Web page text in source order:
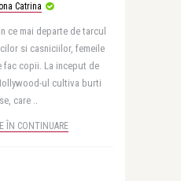
Catrina
ce mai departe de tarcul
si casniciilor, femeile
fac copii. La inceput de
ul cultiva burti
care ..
ÎN CONTINUARE